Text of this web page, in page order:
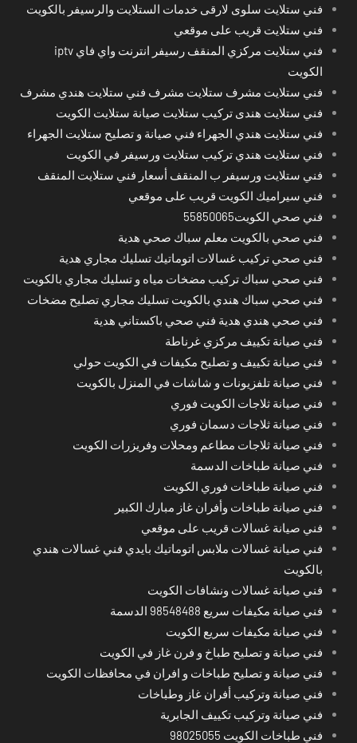
فني ستلايت سلوى لارقى خدمات الستلايت والرسيفر بالكويت
فني ستلايت قريب على موقعي
فني ستلايت مركزي المنقف رسيفر انترنت واي فاي iptv
الكويت
فني ستلايت مشرف ستلايت مشرف فني ستلايت هندي مشرف
فني ستلايت هندى تركيب ستلايت صيانة ستلايت الكويت
فني ستلايت هندي الجهراء فني صيانة و تصليح ستلايت الجهراء
فني ستلايت هندي تركيب ستلايت ورسيفر في الكويت
فني ستلايت ورسيفر ب المنقف أسعار فني ستلايت المنقف
فني سيراميك الكويت قريب على موقعي
فني صحي الكويت55850065
فني صحي بالكويت معلم سباك صحي هدية
فني صحي تركيب غسالات اتوماتيك تسليك مجاري هدية
فني صحي سباك تركيب مضخات مياه و تسليك مجاري بالكويت
فني صحي سباك هندي بالكويت تسليك مجاري تصليح مضخات
فني صحي هندي هدية فني صحي باكستاني هدية
فني صيانة تكييف مركزي غرناطة
فني صيانة تكييف و تصليح مكيفات في الكويت حولي
فني صيانة تلفزيونات و شاشات في المنزل بالكويت
فني صيانة ثلاجات الكويت فوري
فني صيانة ثلاجات دسمان فوري
فني صيانة ثلاجات مطاعم ومحلات وفريزرات الكويت
فني صيانة طباخات الدسمة
فني صيانة طباخات فوري الكويت
فني صيانة طباخات وأفران غاز مبارك الكبير
فني صيانة غسالات قريب على موقعي
فني صيانة غسالات ملابس اتوماتيك بايدي فني غسالات هندي
بالكويت
فني صيانة غسالات ونشافات الكويت
فني صيانة مكيفات سريع 98548488 الدسمة
فني صيانة مكيفات سريع الكويت
فني صيانة و تصليح طباخ و فرن غاز في الكويت
فني صيانة و تصليح طباخات و افران في محافظات الكويت
فني صيانة وتركيب أفران غاز وطباخات
فني صيانة وتركيب تكييف الجابرية
فني طباخات الكويت 98025055